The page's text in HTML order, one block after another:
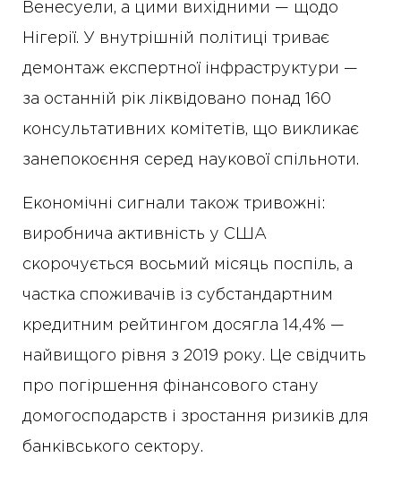
Венесуели, а цими вихідними — щодо
Нігерії. У внутрішній політиці триває
демонтаж експертної інфраструктури —
за останній рік ліквідовано понад 160
консультативних комітетів, що викликає
занепокоєння серед наукової спільноти.
Економічні сигнали також тривожні:
виробнича активність у США
скорочується восьмий місяць поспіль, а
частка споживачів із субстандартним
кредитним рейтингом досягла 14,4% —
найвищого рівня з 2019 року. Це свідчить
про погіршення фінансового стану
домогосподарств і зростання ризиків для
банківського сектору.